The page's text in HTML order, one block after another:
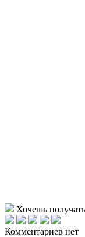
Хочешь
Комментариев нет